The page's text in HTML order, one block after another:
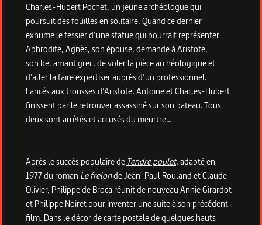
Charles-Hubert Pochet, un jeune archéologue qui
poursuit des fouilles en solitaire. Quand ce dernier
exhume le fessier d’une statue qui pourrait représenter
Aphrodite, Agnès, son épouse, demande à Aristote,
son bel amant grec, de voler la pièce archéologique et
d’aller la faire expertiser auprès d’un professionnel.
Lancés aux trousses d’Aristote, Antoine et Charles-Hubert
finissent par le retrouver assassiné sur son bateau. Tous
deux sont arrêtés et accusés du meurtre…
Après le succès populaire de Tendre poulet, adapté en
1977 du roman Le frelonde Jean-Paul Rouland et Claude
Olivier, Philippe de Broca réunit de nouveau Annie Girardot
et Philippe Noiret pour inventer une suite à son précédent
film. Dans le décor de carte postale de quelques hauts